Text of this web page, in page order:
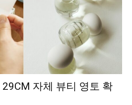
자체 뷰티 영토 확